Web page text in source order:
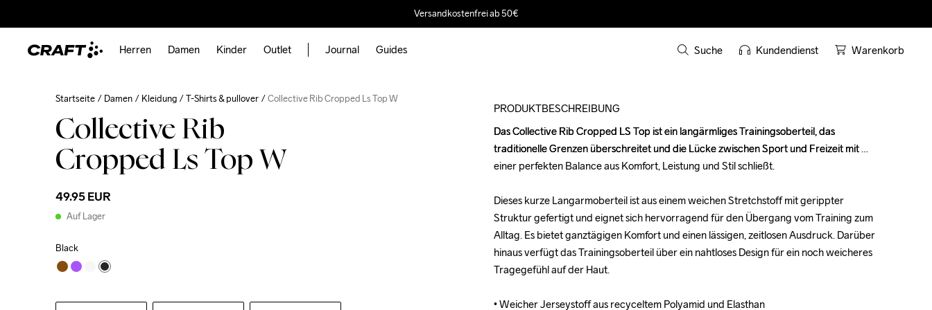
Versandkostenfrei ab 50€
Herren Damen Kinder Outlet Journal Guides Suche Kundendienst Warenkorb
Startseite Damen Kleidung T-Shirts & pullover Collective Rib Cropped Ls Top W
Collective Rib
Cropped Ls Top W
49.95 EUR
Auf Lager
Black
PRODUKTBESCHREIBUNG
Das Collective Rib Cropped LS Top ist ein langärmliges Trainingsoberteil, das
traditionelle Grenzen überschreitet und die Lücke zwischen Sport und Freizeit mit
einer perfekten Balance aus Komfort, Leistung und Stil schließt.
Dieses kurze Langarmoberteil ist aus einem weichen Stretchstoff mit gerippter
Struktur gefertigt und eignet sich hervorragend für den Übergang vom Training zum
Alltag. Es bietet ganztägigen Komfort und einen lässigen, zeitlosen Ausdruck. Darüber
hinaus verfügt das Trainingsoberteil über ein nahtloses Design für ein noch weicheres
Tragegefühl auf der Haut.
• Weicher Jerseystoff aus recyceltem Polyamid und Elasthan
Das Collective Rib Cropped LS Top ist ein langärmliges Trainingsoberteil, das
traditionelle Grenzen überschreitet und die Lücke zwischen Sport und Freizeit mit
einer perfekten Balance aus Komfort, Leistung und Stil schließt.
Dieses kurze Langarmoberteil ist aus einem weichen Stretchstoff mit gerippter
Struktur gefertigt und eignet sich hervorragend für den Übergang vom Training zum
Alltag. Es bietet ganztägigen Komfort und einen lässigen, zeitlosen Ausdruck. Darüber
hinaus verfügt das Trainingsoberteil über ein nahtloses Design für ein noch weicheres
Tragegefühl auf der Haut.
• Weicher Jerseystoff aus recyceltem Polyamid und Elasthan